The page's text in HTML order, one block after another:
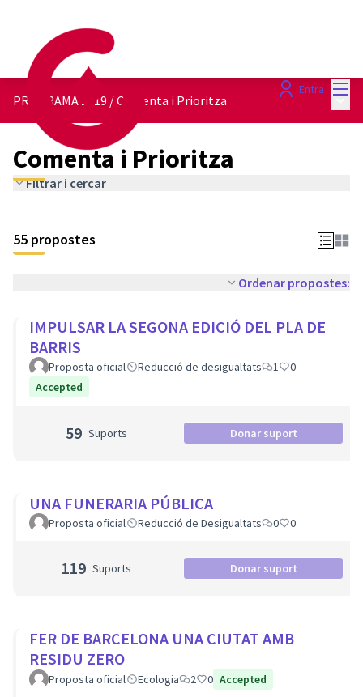
Entra
PROGRAMA 2019 /Comenta i Prioritza
Comenta i Prioritza
Filtrar i cercar
55 propostes
Ordenar propostes:
IMPULSAR LA SEGONA EDICIÓ DEL PLA DE
BARRIS
Proposta oficial Reducció de desigualtats 1
0
Accepted
59 Suports Donar suport
UNA FUNERARIA PÚBLICA
Proposta oficial Reducció de Desigualtats 0 0
119 Suports Donar suport
FER DE BARCELONA UNA CIUTAT AMB
RESIDU ZERO
Proposta oficial Ecologia 2 0 Accepted